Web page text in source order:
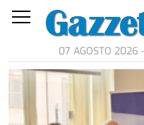
07 AGOSTO 2026